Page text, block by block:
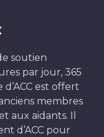
soutien
par jour, 365
d’ACC est offert
membres
aux aidants. Il
d’ACC pour